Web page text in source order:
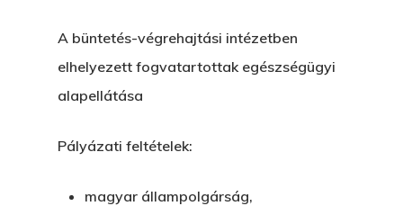
A büntetés-végrehajtási intézetben
elhelyezett fogvatartottak egészségügyi
alapellátása
Pályázati feltételek:
magyar állampolgárság,